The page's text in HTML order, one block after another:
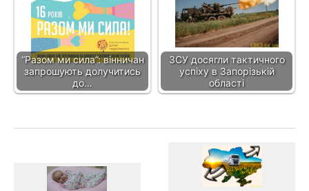
“Разом ми сила”: вінничан
запрошують долучитись
до…
ЗСУ досягли тактичного
успіху в Запорізькій
області